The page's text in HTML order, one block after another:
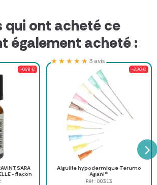
qui ont acheté ce
également acheté :
-0,98 €
- flacon
-2,90 €
Aiguille hypodermique Terumo
Agani™
Réf : 00313
★★★★★
★★★★★ 3 avis